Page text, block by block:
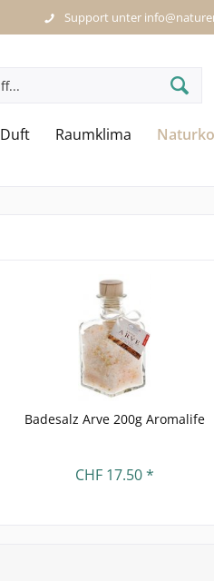
Support unter
Duft Raumklima
Badesalz Arve 200g Aromalife
CHF 17.50 *